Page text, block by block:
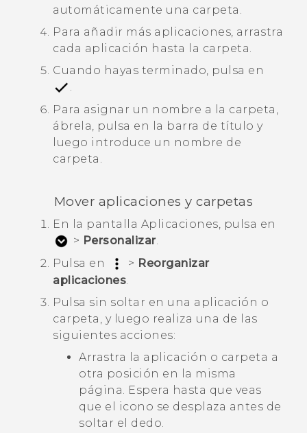
automáticamente una carpeta.
Para añadir más aplicaciones, arrastra
cada aplicación hasta la carpeta.
Cuando hayas terminado, pulsa en
Para asignar un nombre a la carpeta,
ábrela, pulsa en la barra de título y
luego introduce un nombre de
carpeta.
Mover aplicaciones y carpetas
En la pantalla Aplicaciones , pulsa en
> Personalizar.
Pulsa en
> Reorganizar
aplicaciones.
Pulsa sin soltar en una aplicación o
carpeta, y luego realiza una de las
siguientes acciones:
Arrastra la aplicación o carpeta a
otra posición en la misma
página. Espera hasta que veas
que el icono se desplaza antes de
soltar el dedo.